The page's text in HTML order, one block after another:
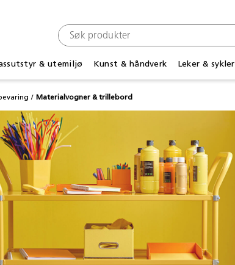
& utemiljø Kunst & håndverk Leker & sykler
Materialvogner & trillebord